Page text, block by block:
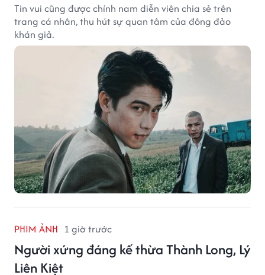
Tin vui cũng được chính nam diễn viên chia sẻ trên
trang cá nhân, thu hút sự quan tâm của đông đảo
khán giả.
PHIM ẢNH 1 giờ trước
Người xứng đáng kế thừa Thành Long, Lý
Liên Kiệt